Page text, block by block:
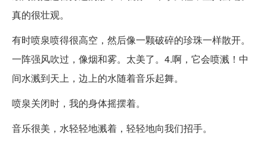
真的很壮观。
有时喷泉喷得很高空，然后像一颗破碎的珍珠一样散开。
一阵强风吹过，像烟和雾。太美了。4.啊，它会喷溅！中
间水溅到天上，边上的水随着音乐起舞。
喷泉关闭时，我的身体摇摆着。
音乐很美，水轻轻地溅着，轻轻地向我们招手。